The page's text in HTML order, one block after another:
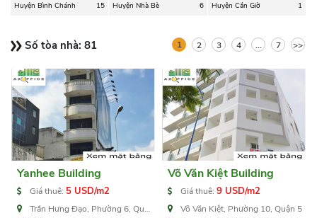
Huyện Bình Chánh 15 Huyện Nhà Bè 6 Huyện Cần Giờ 1
Số tòa nhà: 81 1 2 3 4 ... 7 >>
Yanhee Building
Giá thuê: 5 USD/m2
Trần Hưng Đạo, Phường 6, Quận
Võ Văn Kiệt Building
Giá thuê:9 USD/m2
Võ Văn Kiệt, Phường 10, Quận 5